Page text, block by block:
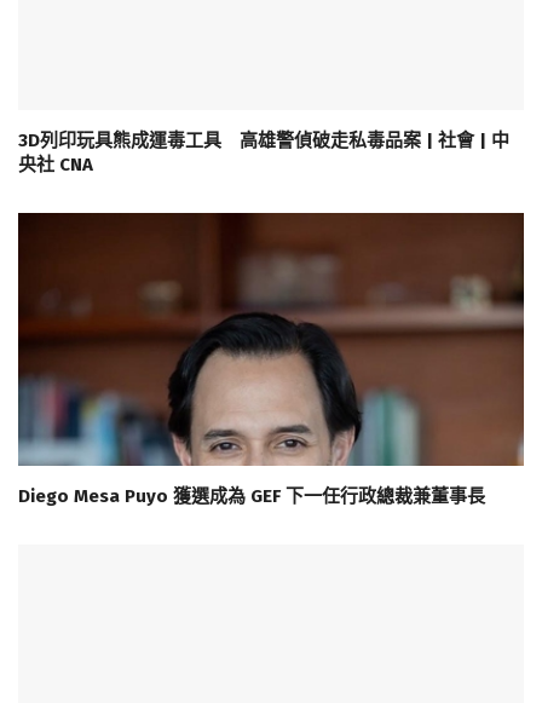
3D列印玩具熊成運毒工具 高雄警偵破走私毒品案 | 社會 | 中
央社 CNA
Diego Mesa Puyo 獲選成為 GEF 下一任行政總裁兼董事長